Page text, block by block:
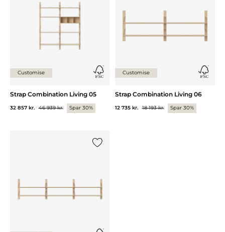
Customise
Strap Combination Living 05
32 857 kr. 46 939 kr. Spar 30%
Customise
Strap Combination Living 06
12 735 kr. 18 193 kr. Spar 30%